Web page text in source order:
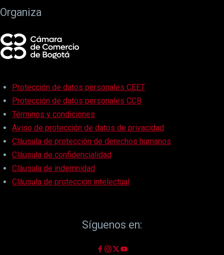
Organiza
Protección de datos personales CEET
Protección de datos personales CCB
Términos y condiciones
Aviso de protección de datos de privacidad
Cláusula de protección de derechos humanos
Cláusula de confidencialidad
Cláusula de indemnidad
Cláusula de protección intelectual
Síguenos en: